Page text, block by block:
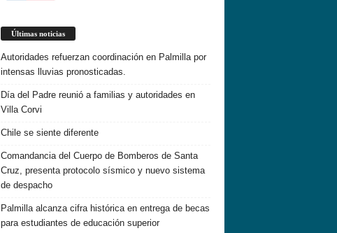
Últimas noticias
Autoridades refuerzan coordinación en Palmilla por
intensas lluvias pronosticadas.
Día del Padre reunió a familias y autoridades en
Villa Corvi
Chile se siente diferente
Comandancia del Cuerpo de Bomberos de Santa
Cruz, presenta protocolo sísmico y nuevo sistema
de despacho
Palmilla alcanza cifra histórica en entrega de becas
para estudiantes de educación superior